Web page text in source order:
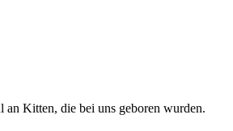
an Kitten, die bei uns geboren wurden.